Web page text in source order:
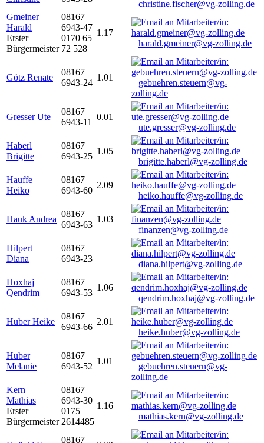
christine.fischer@vg-zolling.de
Gmeiner
Harald
Erster
Bürgermeister
08167
6943-47
0170 65
72 528
1.17
harald.gmeiner@vg-zolling.de
Götz Renate
08167
6943-24
1.01
gebuehren.steuern@vg-
zolling.de
Gresser Ute
08167
6943-11
0.01
ute.gresser@vg-zolling.de
Haberl
Brigitte
08167
6943-25
1.05
brigitte.haberl@vg-zolling.de
Hauffe
Heiko
08167
6943-60
2.09
heiko.hauffe@vg-zolling.de
Hauk Andrea
08167
6943-63
1.03
finanzen@vg-zolling.de
Hilpert
Diana
08167
6943-23
diana.hilpert@vg-zolling.de
Hoxhaj
Qendrim
08167
6943-53
1.06
qendrim.hoxhaj@vg-zolling.de
Huber Heike
08167
6943-66
2.01
heike.huber@vg-zolling.de
Huber
Melanie
08167
6943-52
1.01
gebuehren.steuern@vg-
zolling.de
Kern
Mathias
Erster
Bürgermeister
08167
6943-30
0175
2614485
1.16
mathias.kern@vg-zolling.de
08167